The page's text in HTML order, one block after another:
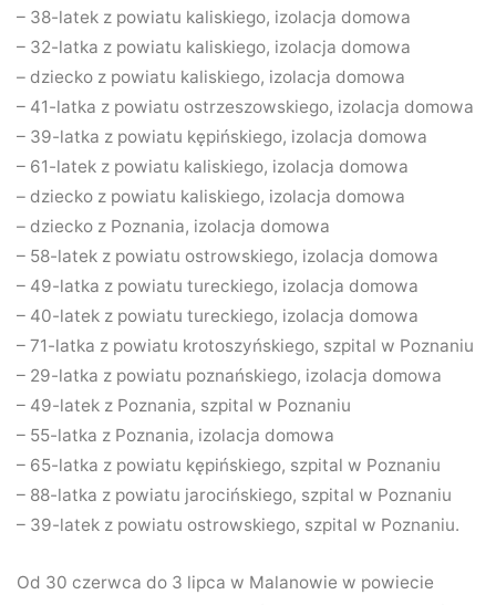
– 38-latek z powiatu kaliskiego, izolacja domowa
– 32-latka z powiatu kaliskiego, izolacja domowa
– dziecko z powiatu kaliskiego, izolacja domowa
– 41-latka z powiatu ostrzeszowskiego, izolacja domowa
– 39-latka z powiatu kępińskiego, izolacja domowa
– 61-latek z powiatu kaliskiego, izolacja domowa
– dziecko z powiatu kaliskiego, izolacja domowa
– dziecko z Poznania, izolacja domowa
– 58-latek z powiatu ostrowskiego, izolacja domowa
– 49-latka z powiatu tureckiego, izolacja domowa
– 40-latek z powiatu tureckiego, izolacja domowa
– 71-latka z powiatu krotoszyńskiego, szpital w Poznaniu
– 29-latka z powiatu poznańskiego, izolacja domowa
– 49-latek z Poznania, szpital w Poznaniu
– 55-latka z Poznania, izolacja domowa
– 65-latka z powiatu kępińskiego, szpital w Poznaniu
– 88-latka z powiatu jarocińskiego, szpital w Poznaniu
– 39-latek z powiatu ostrowskiego, szpital w Poznaniu.
Od 30 czerwca do 3 lipca w Malanowie w powiecie